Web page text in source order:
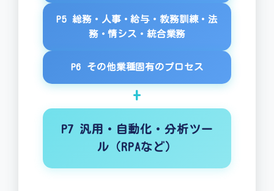
P5 総務・人事・給与・教務訓練・法
務・情シス・統合業務
P6 その他業種固有のプロセス
+
P7 汎用・自動化・分析ツー
ル（RPAなど）